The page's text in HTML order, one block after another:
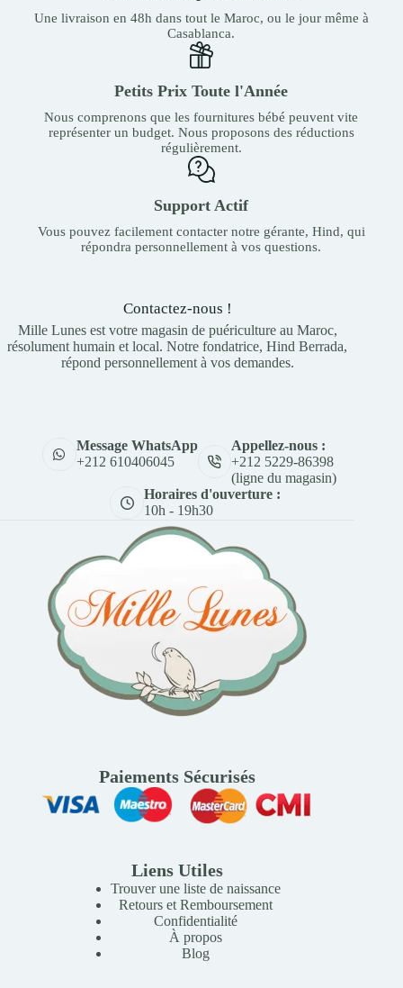
Une livraison en 48h dans tout le Maroc, ou le jour même à
Casablanca.
Petits Prix Toute l'Année
Nous comprenons que les fournitures bébé peuvent vite
représenter un budget. Nous proposons des réductions
régulièrement.
Support Actif
Vous pouvez facilement contacter notre gérante, Hind, qui
répondra personnellement à vos questions.
Contactez-nous !
Mille Lunes est votre magasin de puériculture au Maroc,
résolument humain et local. Notre fondatrice, Hind Berrada,
répond personnellement à vos demandes.
Message WhatsApp
+212 610406045
Appellez-nous :
+212 5229-86398
(ligne du magasin)
Horaires d'ouverture :
10h - 19h30
Paiements Sécurisés
Liens Utiles
Trouver une liste de naissance
Retours et Remboursement
Confidentialité
À propos
Blog